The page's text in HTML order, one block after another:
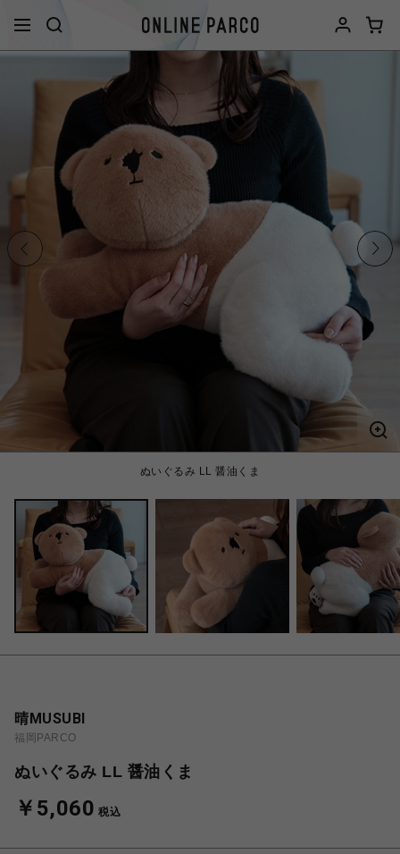
ぬいぐるみ LL 醤油くま
晴MUSUBI
福岡PARCO
ぬいぐるみ LL 醤油くま
￥5,060 税込